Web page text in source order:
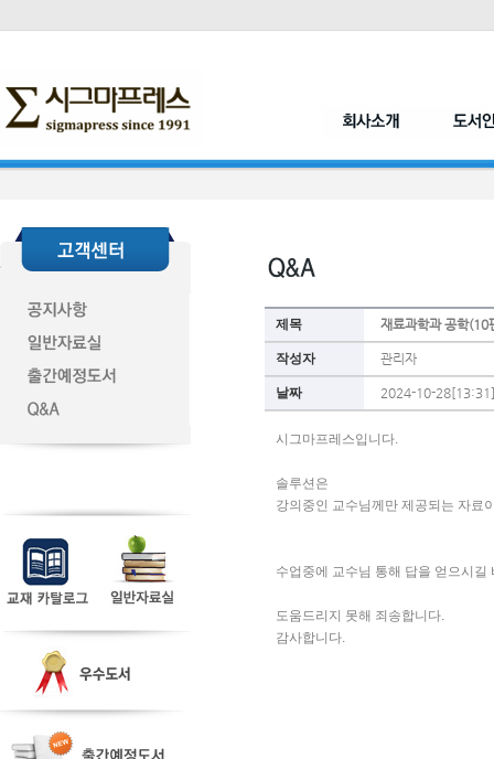
제목 재료과학과 공학(10
작성자 관리자
날짜 2024-10-28[13:31]
시그마프레스입니다.
솔루션은
강의중인 교수님께만 제공되는 자료
수업중에 교수님 통해 답을 얻으시길
도움드리지 못해 죄송합니다.
감사합니다.